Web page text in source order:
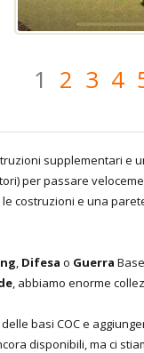
1 2 3 4
supplementari e
per passare
costruzioni e una
, Difesa o Guerra
, abbiamo enorme
basi COC e
disponibili, ma ci